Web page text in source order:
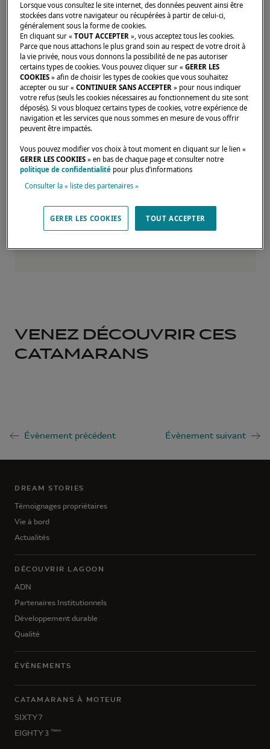
Du 3 au 5 novembre venez participer à cet
escapade de rêve en Thaïlande avec d'autres
expérience exceptionnelle !
VENEZ DÉCOUVRIR CES
CATAMARANS
Évènement précédent Évènement suivant
DREAM STORIES
Témoignages propriétaires
Vie à bord
Actualités
DÉCOUVRIR LAGOON
ADN
Partenaires Institutionnels
Développement durable
Qualité
ÉVÈNEMENTS
CATAMARANS À MOTEUR
SIXTY 7
EIGHTY 3 New
Lorsque vous consultez le site internet, des données peuvent ainsi être
stockées dans votre navigateur ou récupérées à partir de celui-ci,
généralement sous la forme de cookies.
En cliquant sur «TOUT ACCEPTER », vous acceptez tous les cookies.
Parce que nous attachons le plus grand soin au respect de votre droit à
la vie privée, nous vous donnons la possibilité de ne pas autoriser
certains types de cookies. Vous pouvez cliquer sur «GERER LES
COOKIES » afin de choisir les types de cookies que vous souhaitez
accepter ou sur «CONTINUER SANS ACCEPTER » pour nous indiquer
votre refus (seuls les cookies nécessaires au fonctionnement du site sont
déposés). Si vous bloquez certains types de cookies, votre expérience de
navigation et les services que nous sommes en mesure de vous offrir
peuvent être impactés.
Vous pouvez modifier vos choix à tout moment en cliquant sur le lien «
GERER LES COOKIES » en bas de chaque page et consulter notre
politique de confidentialité pour plus d’informations
Consulter la « liste des partenaires »
GERER LES COOKIES TOUT ACCEPTER